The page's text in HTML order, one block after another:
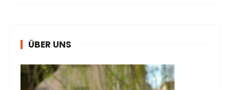
ÜBER UNS